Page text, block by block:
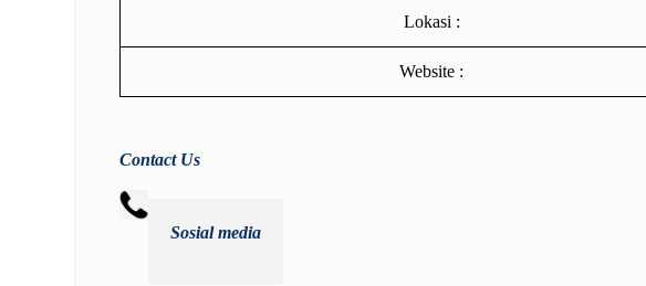
Lokasi :
Website :
Contact Us
Sosial media